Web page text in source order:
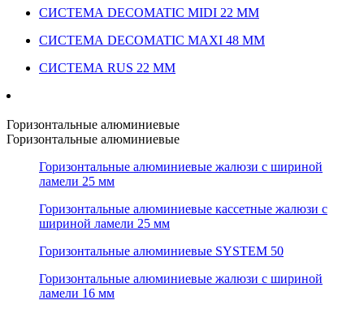
СИСТЕМА DECOMATIC MIDI 22 ММ
СИСТЕМА DECOMATIC MAXI 48 ММ
СИСТЕМА RUS 22 ММ
Горизонтальные алюминиевые
Горизонтальные алюминиевые
Горизонтальные алюминиевые жалюзи с шириной
ламели 25 мм
Горизонтальные алюминиевые кассетные жалюзи с
шириной ламели 25 мм
Горизонтальные алюминиевые SYSTEM 50
Горизонтальные алюминиевые жалюзи с шириной
ламели 16 мм